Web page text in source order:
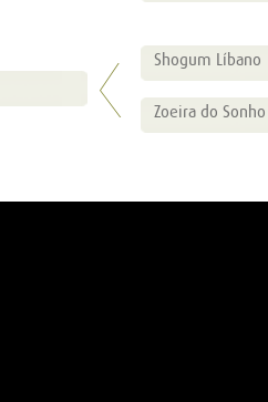
Shogum Líbano
Zoeira do Sonho